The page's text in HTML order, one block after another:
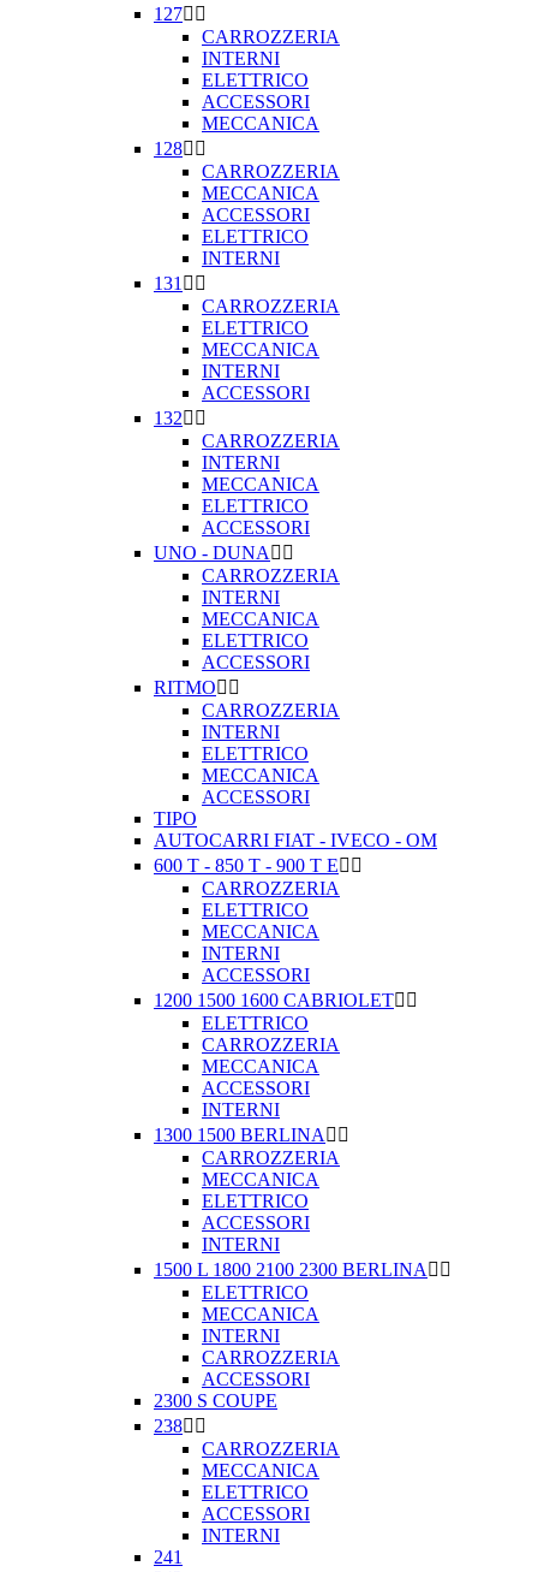
127 
CARROZZERIA
INTERNI
ELETTRICO
ACCESSORI
MECCANICA
128 
CARROZZERIA
MECCANICA
ACCESSORI
ELETTRICO
INTERNI
131  
CARROZZERIA
ELETTRICO
MECCANICA
INTERNI
ACCESSORI
132 
CARROZZERIA
INTERNI
MECCANICA
ELETTRICO
ACCESSORI
UNO - DUNA  
CARROZZERIA
INTERNI
MECCANICA
ELETTRICO
ACCESSORI
RITMO 
CARROZZERIA
INTERNI
ELETTRICO
MECCANICA
ACCESSORI
TIPO
AUTOCARRI FIAT - IVECO - OM
600 T - 850 T - 900 T E 
CARROZZERIA
ELETTRICO
MECCANICA
INTERNI
ACCESSORI
1200 1500 1600 CABRIOLET 
ELETTRICO
CARROZZERIA
MECCANICA
ACCESSORI
INTERNI
1300 1500 BERLINA  
CARROZZERIA
MECCANICA
ELETTRICO
ACCESSORI
INTERNI
1500 L 1800 2100 2300 BERLINA  
ELETTRICO
MECCANICA
INTERNI
CARROZZERIA
ACCESSORI
2300 S COUPE
238 
CARROZZERIA
MECCANICA
ELETTRICO
ACCESSORI
INTERNI
241